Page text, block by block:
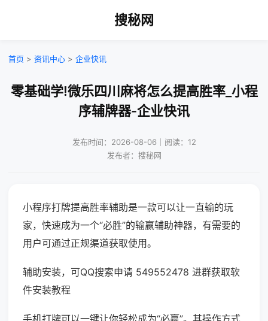
搜秘网
首页 > 资讯中心 > 企业快讯
零基础学!微乐四川麻将怎么提高胜率_小程
序辅牌器-企业快讯
发布时间：2026-08-06｜阅读：12
发布者：搜秘网
小程序打牌提高胜率辅助是一款可以让一直输的玩
家，快速成为一个“必胜”的输赢辅助神器，有需要的
用户可通过正规渠道获取使用。
辅助安装，可QQ搜索申请 549552478 进群获取软
件安装教程
手机打牌可以一键让你轻松成为“必赢”。其操作方式